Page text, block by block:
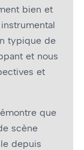
bien et
typique de
et nous
et
que
scène
depuis